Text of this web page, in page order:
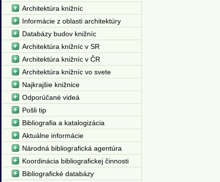
Architektúra knižníc
Informácie z oblasti architektúry
Databázy budov knižníc
Architektúra knižníc v SR
Architektúra knižníc v ČR
Architektúra knižníc vo svete
Najkrajšie knižnice
Odporúčané videá
Pošli tip
Bibliografia a katalogizácia
Aktuálne informácie
Národná bibliografická agentúra
Koordinácia bibliografickej činnosti
Bibliografické databázy